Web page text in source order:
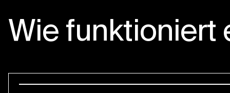
Wie funktioniert